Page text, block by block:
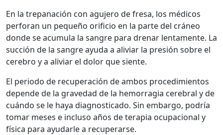
En la trepanación con agujero de fresa, los médicos
perforan un pequeño orificio en la parte del cráneo
donde se acumula la sangre para drenar lentamente. La
succión de la sangre ayuda a aliviar la presión sobre el
cerebro y a aliviar el dolor que siente.
El periodo de recuperación de ambos procedimientos
depende de la gravedad de la hemorragia cerebral y de
cuándo se le haya diagnosticado. Sin embargo, podría
tomar meses e incluso años de terapia ocupacional y
física para ayudarle a recuperarse.